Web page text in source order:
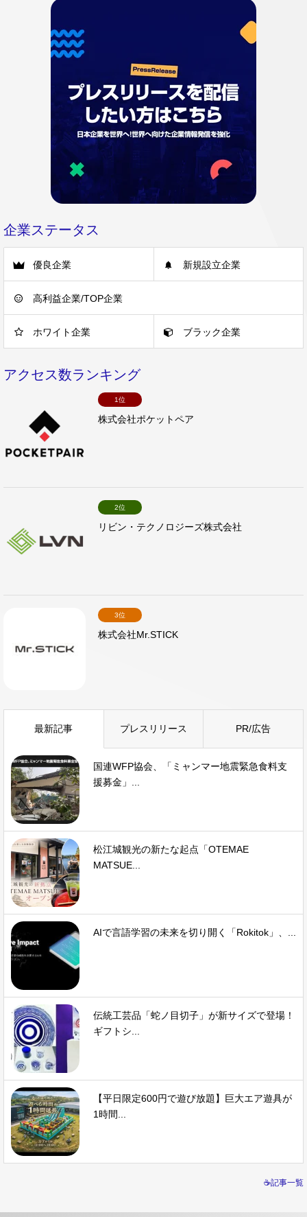
企業ステータス
優良企業 新規設立企業
高利益企業/TOP企業
ホワイト企業 ブラック企業
アクセス数ランキング
1位
株式会社ポケットペア
2位
リビン・テクノロジーズ株式会社
3位
株式会社Mr.STICK
最新記事 プレスリリース PR/広告
国連WFP協会、「ミャンマー地震緊急食料支
援募金」...
松江城観光の新たな起点「OTEMAE
MATSUE...
AIで言語学習の未来を切り開く「Rokitok」、...
伝統工芸品「蛇ノ目切子」が新サイズで登場！
ギフトシ...
【平日限定600円で遊び放題】巨大エア遊具が
1時間...
☕記事一覧